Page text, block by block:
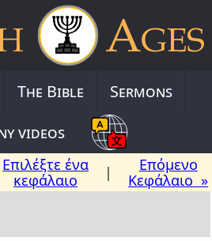
The Bible
Sermons
videos
Επιλέξτε ένα
κεφάλαιο
|
Επόμενο
Κεφάλαιο »